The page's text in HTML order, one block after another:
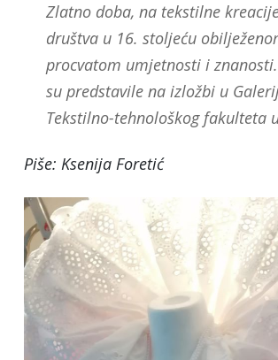
Zlatno doba, na tekstilne
društva u 16. stoljeću
procvatom umjetnosti i
su predstavile na izložbi u
Tekstilno-tehnološkog fakulteta
Piše: Ksenija Foretić